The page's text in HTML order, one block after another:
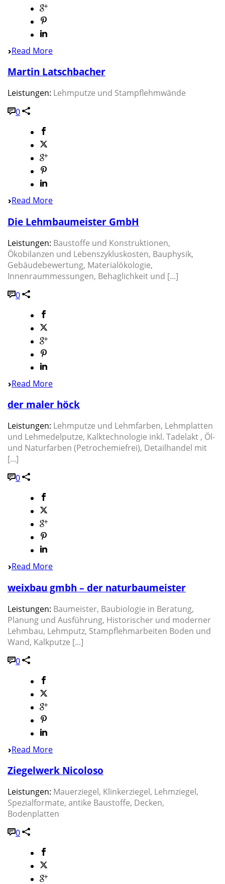
Read More
Martin Latschbacher
Leistungen: Lehmputze und Stampflehmwände
0
Read More
Die Lehmbaumeister GmbH
Leistungen: Baustoffe und Konstruktionen,
Ökobilanzen und Lebenszykluskosten, Bauphysik,
Gebäudebewertung, Materialökologie,
Innenraummessungen, Behaglichkeit und [...]
0
Read More
der maler höck
Leistungen: Lehmputze und Lehmfarben, Lehmplatten
und Lehmedelputze, Kalktechnologie inkl. Tadelakt , Öl-
und Naturfarben (Petrochemiefrei), Detailhandel mit
[...]
0
Read More
weixbau gmbh – der naturbaumeister
Leistungen: Baumeister, Baubiologie in Beratung,
Planung und Ausführung, Historischer und moderner
Lehmbau, Lehmputz, Stampflehmarbeiten Boden und
Wand, Kalkputze [...]
0
Read More
Ziegelwerk Nicoloso
Leistungen: Mauerziegel, Klinkerziegel, Lehmziegel,
Spezialformate, antike Baustoffe, Decken,
Bodenplatten
0